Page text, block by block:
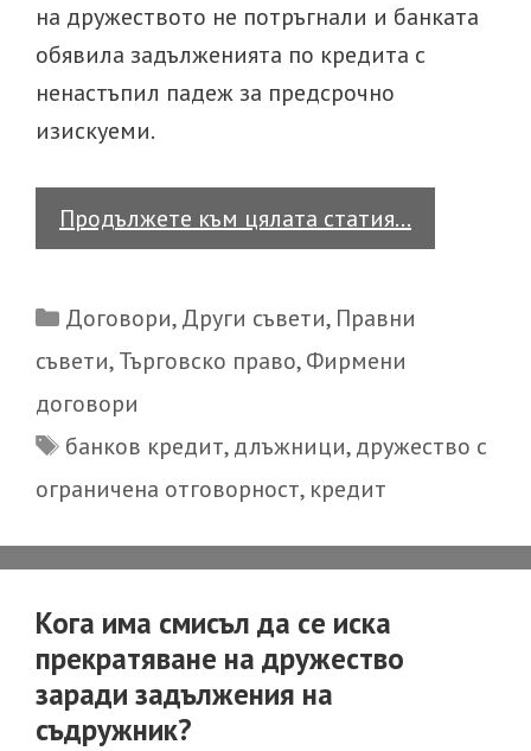
на дружеството не потръгнали и банката
обявила задълженията по кредита с
ненастъпил падеж за предсрочно
изискуеми.
Продължете към цялата статия…
на
до
управител
Categories
Договори,Други съвети, Правни
съвети,Търговско право,Фирмени
договори
Tags
банков кредит,длъжници,дружество с
ограничена отговорност, кредит
Кога има смисъл да се иска
прекратяване на дружество
заради задължения на
съдружник?